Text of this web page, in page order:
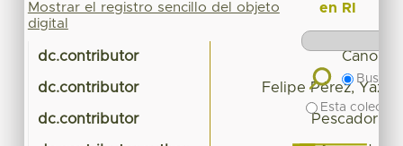
Mostrar el registro sencillo del objeto
digital
dc.contributor Cano
dc.contributor Felipe Pérez,
dc.contributor Pescador
en RI
Buscar
Esta